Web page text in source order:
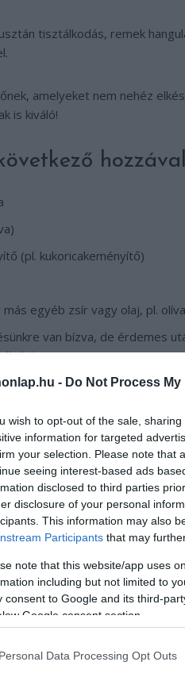
- Do Not Process
wish to opt-out of the sale,
information for targeted
your selection. Please note that
seeing interest-based ads
disclosed to third parties
disclosure of your personal
This information may also
Participants that may
note that this website/app uses
including but not limited to
consent to Google and its third-
Google consent section.
Personal Data Processing Opt Outs
tisztálkodás, remek
amelyeket nem nehéz
is kiváló!
(pl. kukoricakeményítő)
egyéb zsír vagy olaj, pl.
van bízva, de érdemes
(szintén ízlés szerint)
összetevőket, majd külön
dolgozni kezdesz vele.
masszává gyúrni és
más formát szeretne,